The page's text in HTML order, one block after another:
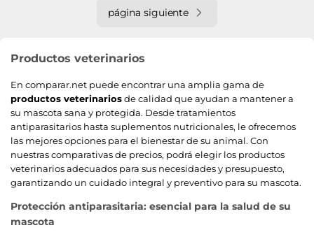
página siguiente
Productos veterinarios
En comparar.net puede encontrar una amplia gama de
productos veterinariosde calidad que ayudan a mantener a
su mascota sana y protegida. Desde tratamientos
antiparasitarios hasta suplementos nutricionales, le ofrecemos
las mejores opciones para el bienestar de su animal. Con
nuestras comparativas de precios, podrá elegir los productos
veterinarios adecuados para sus necesidades y presupuesto,
garantizando un cuidado integral y preventivo para su mascota.
Protección antiparasitaria: esencial para la salud de su
mascota